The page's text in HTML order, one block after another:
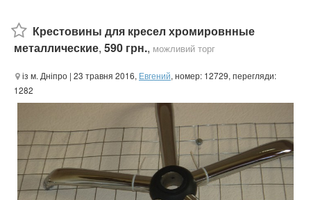
Крестовины для кресел хромировнные
металлические, 590 грн., можливий торг
із м. Дніпро | 23 травня 2016, Евгений, номер: 12729, перегляди:
1282